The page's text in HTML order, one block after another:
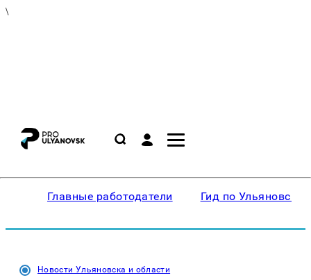
\
Главные работодатели Гид по Ульяновску
Новости Ульяновска и области